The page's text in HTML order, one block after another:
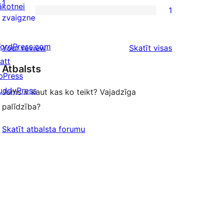
star
1
star
review
1
zvaigzne
1
Your review Skatīt visasatsauksmes
Atbalsts
Jums ir kaut kas ko teikt? Vajadzīga
palīdzība?
Skatīt atbalsta forumu